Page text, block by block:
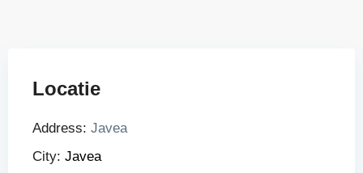
Locatie
Address: Javea
City: Javea